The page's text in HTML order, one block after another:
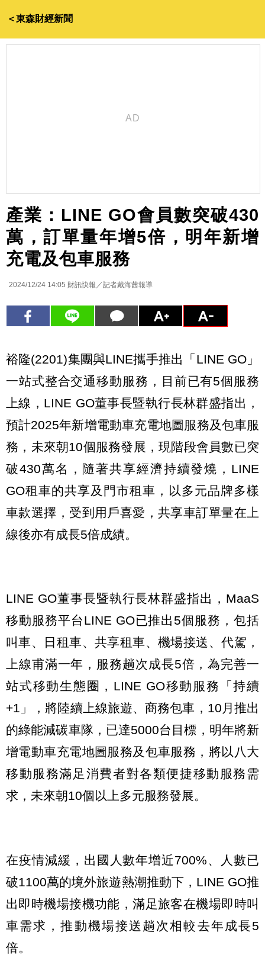
＜東森財經新聞
產業：LINE GO會員數突破430
萬，訂單量年增5倍，明年新增
充電及包車服務
2024/12/24 14:05 財訊快報／記者戴海茜報導
裕隆(2201)集團與LINE攜手推出「LINE GO」
一站式整合交通移動服務，目前已有5個服務
上線，LINE GO董事長暨執行長林群盛指出，
預計2025年新增電動車充電地圖服務及包車服
務，未來朝10個服務發展，現階段會員數已突
破430萬名，隨著共享經濟持續發燒，LINE
GO租車的共享及門市租車，以多元品牌多樣
車款選擇，受到用戶喜愛，共享車訂單量在上
線後亦有成長5倍成績。
LINE GO董事長暨執行長林群盛指出，MaaS
移動服務平台LINE GO已推出5個服務，包括
叫車、日租車、共享租車、機場接送、代駕，
上線甫滿一年，服務趟次成長5倍，為完善一
站式移動生態圈，LINE GO移動服務「持續
+1」，將陸續上線旅遊、商務包車，10月推出
的綠能減碳車隊，已達5000台目標，明年將新
增電動車充電地圖服務及包車服務，將以八大
移動服務滿足消費者對各類便捷移動服務需
求，未來朝10個以上多元服務發展。
在疫情減緩，出國人數年增近700%、人數已
破1100萬的境外旅遊熱潮推動下，LINE GO推
出即時機場接機功能，滿足旅客在機場即時叫
車需求，推動機場接送趟次相較去年成長5
倍。